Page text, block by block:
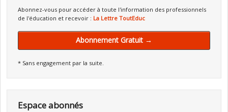
Abonnez-vous pour accéder à toute l'information des professionnels
de l'éducation et recevoir : La Lettre ToutEduc
Abonnement Gratuit →
* Sans engagement par la suite.
Espace abonnés